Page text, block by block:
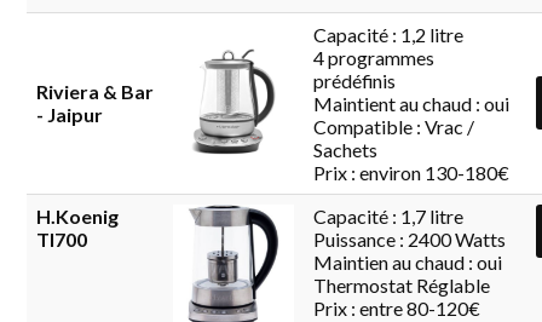
Riviera & Bar
- Jaipur
Capacité : 1,2 litre
4 programmes
prédéfinis
Maintient au chaud : oui
Compatible : Vrac /
Sachets
Prix : environ 130-180€
H.Koenig
TI700
Capacité : 1,7 litre
Puissance : 2400 Watts
Maintien au chaud : oui
Thermostat Réglable
Prix : entre 80-120€